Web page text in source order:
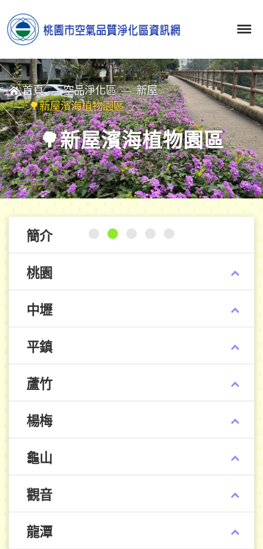
首頁 空品淨化區
新屋
🌳新屋濱海植物園區
🌳新屋濱海植物園區
簡介
桃園
中壢
平鎮
蘆竹
楊梅
龜山
觀音
龍潭